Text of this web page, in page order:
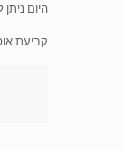
היום
קביעת